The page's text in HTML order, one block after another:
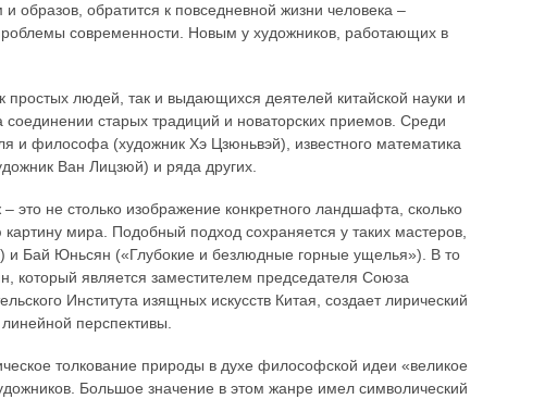
образов, обратится к повседневной жизни человека –
современности. Новым у художников, работающих в
людей, так и выдающихся деятелей китайской науки и
старых традиций и новаторских приемов. Среди
философа (художник Хэ Цзюньвэй), известного математика
Ван Лицзюй) и ряда других.
это не столько изображение конкретного ландшафта, сколько
мира. Подобный подход сохраняется у таких мастеров,
и Бай Юньсян («Глубокие и безлюдные горные ущелья»). В то
который является заместителем председателя Союза
Института изящных искусств Китая, создает лирический
перспективы.
толкование природы в духе философской идеи «великое
Большое значение в этом жанре имел символический